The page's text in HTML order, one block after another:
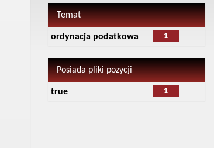
Temat
1
ordynacja podatkowa
Posiada pliki pozycji
1
true